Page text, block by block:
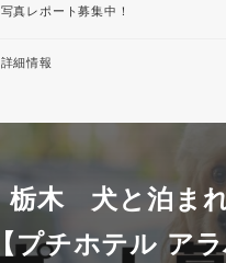
写真レポート募集中！
詳細情報
栃木 犬と泊ま
【プチホテル ア